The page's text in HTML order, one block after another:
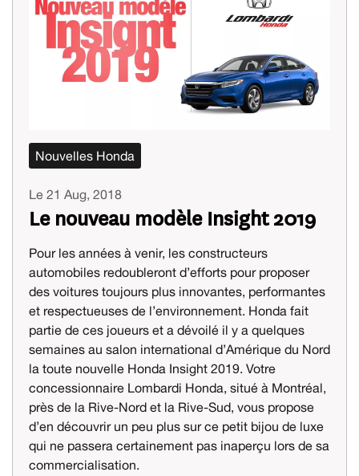
Nouvelles Honda
Le 21 Aug, 2018
Le nouveau modèle Insight 2019
Pour les années à venir, les constructeurs
automobiles redoubleront d’efforts pour proposer
des voitures toujours plus innovantes, performantes
et respectueuses de l’environnement. Honda fait
partie de ces joueurs et a dévoilé il y a quelques
semaines au salon international d’Amérique du Nord
la toute nouvelle Honda Insight 2019. Votre
concessionnaire Lombardi Honda, situé à Montréal,
près de la Rive-Nord et la Rive-Sud, vous propose
d’en découvrir un peu plus sur ce petit bijou de luxe
qui ne passera certainement pas inaperçu lors de sa
commercialisation.